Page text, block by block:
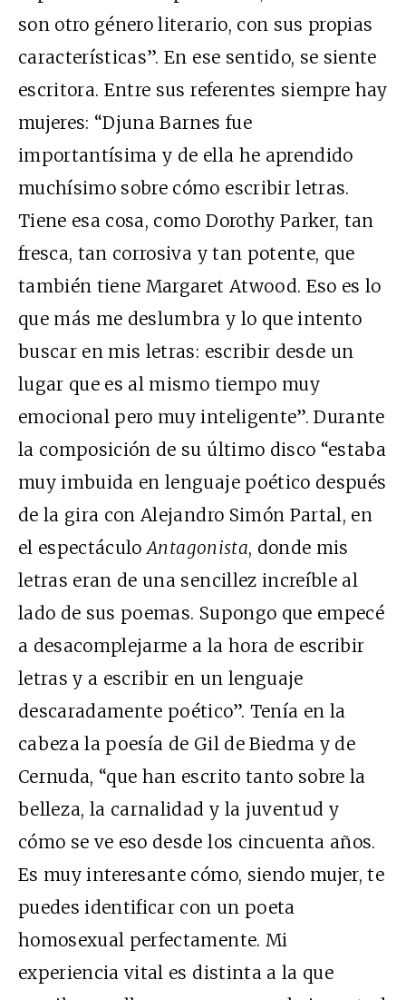
son otro género literario, con sus propias
características”. En ese sentido, se siente
escritora. Entre sus referentes siempre hay
mujeres: “Djuna Barnes fue
importantísima y de ella he aprendido
muchísimo sobre cómo escribir letras.
Tiene esa cosa, como Dorothy Parker, tan
fresca, tan corrosiva y tan potente, que
también tiene Margaret Atwood. Eso es lo
que más me deslumbra y lo que intento
buscar en mis letras: escribir desde un
lugar que es al mismo tiempo muy
emocional pero muy inteligente”. Durante
la composición de su último disco “estaba
muy imbuida en lenguaje poético después
de la gira con Alejandro Simón Partal, en
el espectáculoAntagonista, donde mis
letras eran de una sencillez increíble al
lado de sus poemas. Supongo que empecé
a desacomplejarme a la hora de escribir
letras y a escribir en un lenguaje
descaradamente poético”. Tenía en la
cabeza la poesía de Gil de Biedma y de
Cernuda, “que han escrito tanto sobre la
belleza, la carnalidad y la juventud y
cómo se ve eso desde los cincuenta años.
Es muy interesante cómo, siendo mujer, te
puedes identificar con un poeta
homosexual perfectamente. Mi
experiencia vital es distinta a la que